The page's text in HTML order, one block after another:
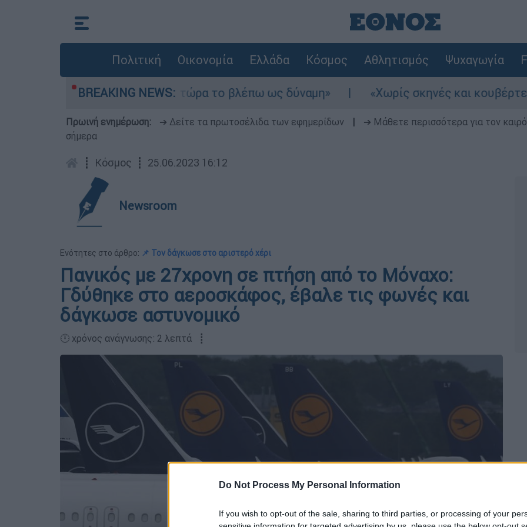
Do Not Process My Personal Information
If you wish to opt-out of the sale, sharing to third parties, or processing of your
Πολιτική Οικονομία Ελλάδα Κόσμος Αθλητισμός Ψυχαγωγία
BREAKING NEWS:
ήταν αδυναμία, τώρα το βλέπω ως δύναμη» «Χωρίς σκηνές και κουβέρτες σε
Πρωινή ενημέρωση: ➔ Δείτε τα πρωτοσέλιδα των εφημερίδων ➔ Μάθετε περισσότερα για τον
σήμερα
┋ Κόσμος ┋ 25.06.2023 16:12
Newsroom
Ενότητες στο άρθρο: 📌 Τον δάγκωσε στο αριστερό χέρι
Πανικός με 27χρονη σε πτήση από το Μόναχο:
Γδύθηκε στο αεροσκάφος, έβαλε τις φωνές και
δάγκωσε αστυνομικό
🕛 χρόνος ανάγνωσης: 2 λεπτά ┋